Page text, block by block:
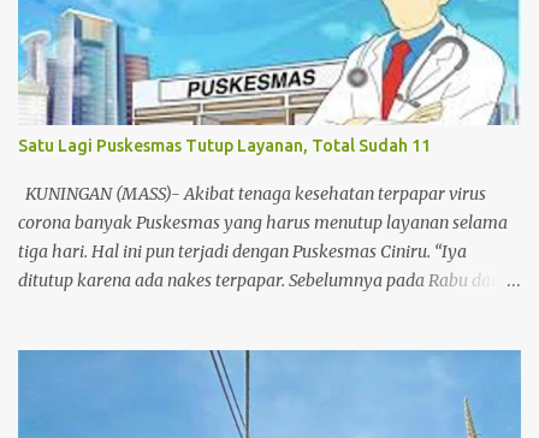
Satu Lagi Puskesmas Tutup Layanan, Total Sudah 11
KUNINGAN (MASS)- Akibat tenaga kesehatan terpapar virus
corona banyak Puskesmas yang harus menutup layanan selama
tiga hari. Hal ini pun terjadi dengan Puskesmas Ciniru. “Iya
ditutup karena ada nakes terpapar. Sebelumnya pada Rabu dan
merinci total ada 11 Puskesmas di Kuningan pernah ditutup
layanan selama tiga hari. Mulai dari Puskesmas Sukmulya
hingga sekarang Ciniru. “Selain menerpakan protokol kesehatan,